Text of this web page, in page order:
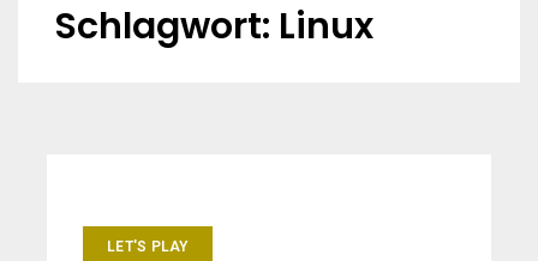
Schlagwort: Linux
LET'S PLAY